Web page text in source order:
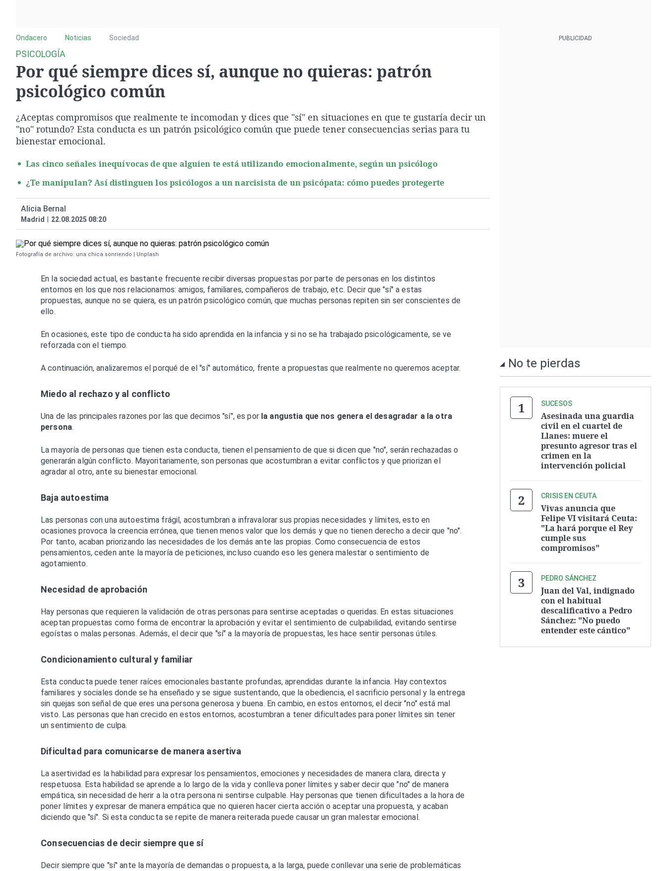
Como el perro y elEquipo de investigación
País Vasco
Ondacero Noticias Sociedad
PSICOLOGÍA
Por qué siempre dices sí, aunque no quieras: patrón
psicológico común
¿Aceptas compromisos que realmente te incomodan y dices que "sí" en situaciones en que te gustaría decir un
"no" rotundo? Esta conducta es un patrón psicológico común que puede tener consecuencias serias para tu
bienestar emocional.
Las cinco señales inequívocas de que alguien te está utilizando emocionalmente, según un psicólogo
¿Te manipulan? Así distinguen los psicólogos a un narcisista de un psicópata: cómo puedes protegerte
Alicia Bernal
Madrid 22.08.2025 08:20
Fotografía de archivo: una chica sonriendo | Unplash
En la sociedad actual, es bastante frecuente recibir diversas propuestas por parte de personas en los distintos
entornos en los que nos relacionamos: amigos, familiares, compañeros de trabajo, etc. Decir que "sí" a estas
propuestas, aunque no se quiera, es un patrón psicológico común, que muchas personas repiten sin ser conscientes de
ello.
En ocasiones, este tipo de conducta ha sido aprendida en la infancia y si no se ha trabajado psicológicamente, se ve
reforzada con el tiempo.
A continuación, analizaremos el porqué de el "sí" automático, frente a propuestas que realmente no queremos aceptar.
Miedo al rechazo y al conflicto
Una de las principales razones por las que decimos "sí", es por la angustia que nos genera el desagradar a la otra
persona.
La mayoría de personas que tienen esta conducta, tienen el pensamiento de que si dicen que "no", serán rechazadas o
generarán algún conflicto. Mayoritariamente, son personas que acostumbran a evitar conflictos y que priorizan el
agradar al otro, ante su bienestar emocional.
Baja autoestima
Las personas con una autoestima frágil, acostumbran a infravalorar sus propias necesidades y límites, esto en
ocasiones provoca la creencia errónea, que tienen menos valor que los demás y que no tienen derecho a decir que "no".
Por tanto, acaban priorizando las necesidades de los demás ante las propias. Como consecuencia de estos
pensamientos, ceden ante la mayoría de peticiones, incluso cuando eso les genera malestar o sentimiento de
agotamiento.
Necesidad de aprobación
Hay personas que requieren la validación de otras personas para sentirse aceptadas o queridas. En estas situaciones
aceptan propuestas como forma de encontrar la aprobación y evitar el sentimiento de culpabilidad, evitando sentirse
egoístas o malas personas. Además, el decir que "sí" a la mayoría de propuestas, les hace sentir personas útiles.
Condicionamiento cultural y familiar
Esta conducta puede tener raíces emocionales bastante profundas, aprendidas durante la infancia. Hay contextos
familiares y sociales donde se ha enseñado y se sigue sustentando, que la obediencia, el sacrificio personal y la entrega
sin quejas son señal de que eres una persona generosa y buena. En cambio, en estos entornos, el decir "no" está mal
visto. Las personas que han crecido en estos entornos, acostumbran a tener dificultades para poner límites sin tener
un sentimiento de culpa.
Dificultad para comunicarse de manera asertiva
La asertividad es la habilidad para expresar los pensamientos, emociones y necesidades de manera clara, directa y
respetuosa. Esta habilidad se aprende a lo largo de la vida y conlleva poner límites y saber decir que "no" de manera
empática, sin necesidad de herir a la otra persona ni sentirse culpable. Hay personas que tienen dificultades a la hora de
poner límites y expresar de manera empática que no quieren hacer cierta acción o aceptar una propuesta, y acaban
diciendo que "sí". Si esta conducta se repite de manera reiterada puede causar un gran malestar emocional.
Consecuencias de decir siempre que sí
Decir siempre que "sí" ante la mayoría de demandas o propuesta, a la larga, puede conllevar una serie de problemáticas
No te pierdas
SUCESOS
Asesinada una guardia
civil en el cuartel de
Llanes: muere el
presunto agresor tras el
crimen en la
intervención policial
CRISIS EN CEUTA
Vivas anuncia que
Felipe VI visitará Ceuta:
"La hará porque el Rey
cumple sus
compromisos"
PEDRO SÁNCHEZ
Juan del Val, indignado
con el habitual
descalificativo a Pedro
Sánchez: "No puedo
entender este cántico"